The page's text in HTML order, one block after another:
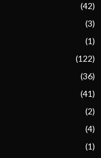
(42)
(3)
(1)
(122)
(36)
(41)
(2)
(4)
(1)